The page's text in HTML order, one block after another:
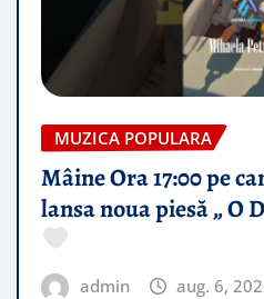
MUZICA POPULARA
Mâine Ora 17:00 pe
lansa noua piesă „ O
admin aug. 6,